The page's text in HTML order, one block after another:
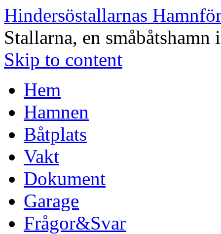
Hindersöstallarnas
Stallarna, en småbåtshamn
Skip to content
Hem
Hamnen
Båtplats
Vakt
Dokument
Garage
Frågor&Svar